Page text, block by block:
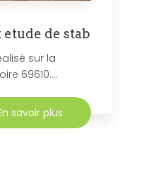
etude de stab
sur la
69610....
savoir plus